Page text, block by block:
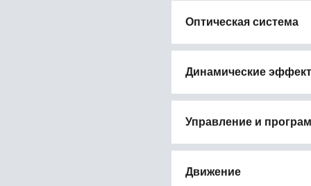
Оптическая система
Динамические
Управление и
Движение